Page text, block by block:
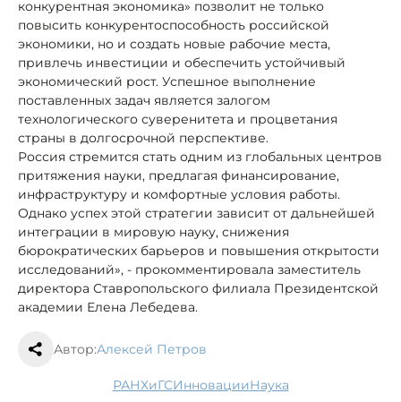
конкурентная экономика» позволит не только
повысить конкурентоспособность российской
экономики, но и создать новые рабочие места,
привлечь инвестиции и обеспечить устойчивый
экономический рост. Успешное выполнение
поставленных задач является залогом
технологического суверенитета и процветания
страны в долгосрочной перспективе.
Россия стремится стать одним из глобальных центров
притяжения науки, предлагая финансирование,
инфраструктуру и комфортные условия работы.
Однако успех этой стратегии зависит от дальнейшей
интеграции в мировую науку, снижения
бюрократических барьеров и повышения открытости
исследований», - прокомментировала заместитель
директора Ставропольского филиала Президентской
академии Елена Лебедева.
Автор:Алексей Петров
РАНХиГС инновации наука